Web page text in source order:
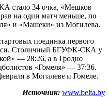
стало 34 очка, «Мешков
на один матч меньше, по
и «Машеки» из Могилева.
поединка первого
Столичный БГУФК-СКА у
— 28:26, а в Гродно
«Гомеля» — 37:36.
в Могилеве и Гомеле.
Источник: www.belta.by